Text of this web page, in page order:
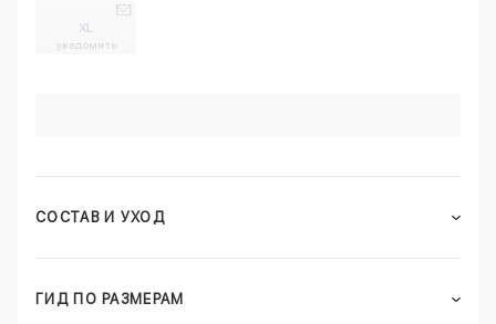
XL
уведомить
СОСТАВ И УХОД
ГИД ПО РАЗМЕРАМ